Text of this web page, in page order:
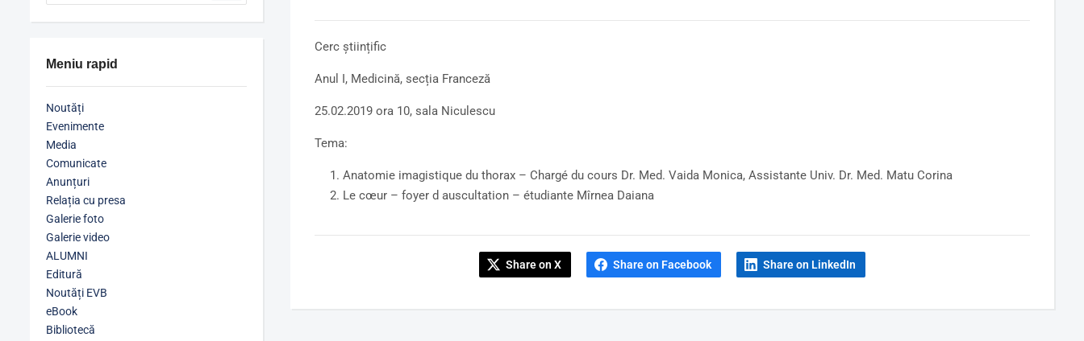
Meniu rapid
Noutăți
Evenimente
Media
Comunicate
Anunțuri
Relația cu presa
Galerie foto
Galerie video
ALUMNI
Editură
Noutăți EVB
eBook
Bibliotecă
Cerc științific
Anul I, Medicină, secția Franceză
25.02.2019 ora 10, sala Niculescu
Tema:
Anatomie imagistique du thorax – Chargé du cours Dr. Med. Vaida Monica, Assistante Univ. Dr. Med. Matu Corina
Le cœur – foyer d auscultation – étudiante Mîrnea Daiana
Share on X Share on Facebook Share on LinkedIn